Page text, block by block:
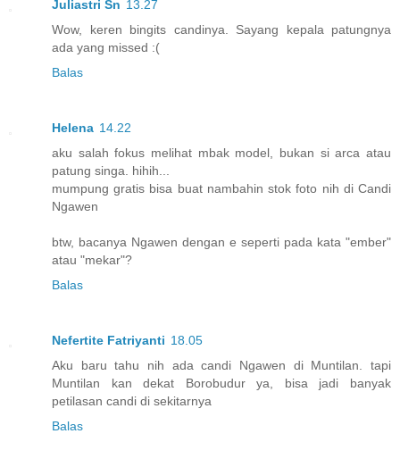
Juliastri Sn 13.27
Wow, keren bingits candinya. Sayang kepala patungnya
ada yang missed :(
Balas
Helena 14.22
aku salah fokus melihat mbak model, bukan si arca atau
patung singa. hihih...
mumpung gratis bisa buat nambahin stok foto nih di Candi
Ngawen
btw, bacanya Ngawen dengan e seperti pada kata "ember"
atau "mekar"?
Balas
Nefertite Fatriyanti 18.05
Aku baru tahu nih ada candi Ngawen di Muntilan. tapi
Muntilan kan dekat Borobudur ya, bisa jadi banyak
petilasan candi di sekitarnya
Balas